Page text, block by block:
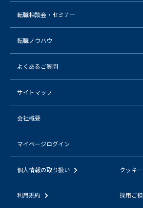
転職相談会・セミナー
転職ノウハウ
よくあるご質問
サイトマップ
会社概要
マイページログイン
個人情報の取り扱い クッキ
利用規約 採用ご